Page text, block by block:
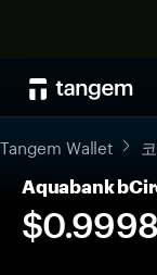
Tangem Wallet
Aquabank
$0.9998